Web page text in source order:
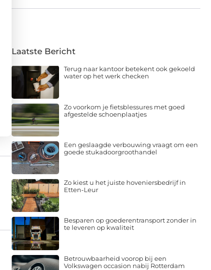
Laatste Bericht
Terug naar kantoor betekent ook gekoeld
water op het werk checken
Zo voorkom je fietsblessures met goed
afgestelde schoenplaatjes
Een geslaagde verbouwing vraagt om een
goede stukadoorgroothandel
Zo kiest u het juiste hoveniersbedrijf in
Etten-Leur
Besparen op goederentransport zonder in
te leveren op kwaliteit
Betrouwbaarheid voorop bij een
Volkswagen occasion nabij Rotterdam